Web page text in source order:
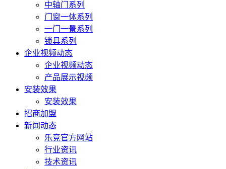
中轴门系列
门窗一体系列
一门一景系列
锁具系列
企业视频动态
企业视频动态
产品展示视频
安装效果
安装效果
招商加盟
新闻动态
乐竞官方网站
行业资讯
技术资讯